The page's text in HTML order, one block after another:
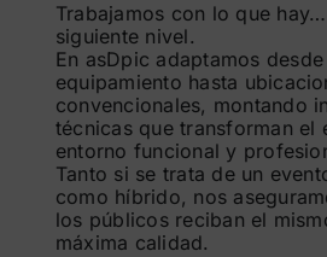
Trabajamos con lo que
siguiente nivel.
En asDpic adaptamos
equipamiento hasta
convencionales, montando
técnicas que transforman el
entorno funcional y
Tanto si se trata de un
como híbrido, nos
los públicos reciban el
máxima calidad.